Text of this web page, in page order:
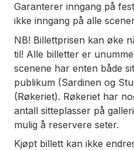
Garanterer inngang på
ikke inngang på alle
NB! Billettprisen kan øke
til! Alle billetter er
scenene har enten både
publikum (Sardinen og
(Røkeriet). Røkeriet har
antall sitteplasser på
mulig å reservere seter.
Kjøpt billett kan ikke